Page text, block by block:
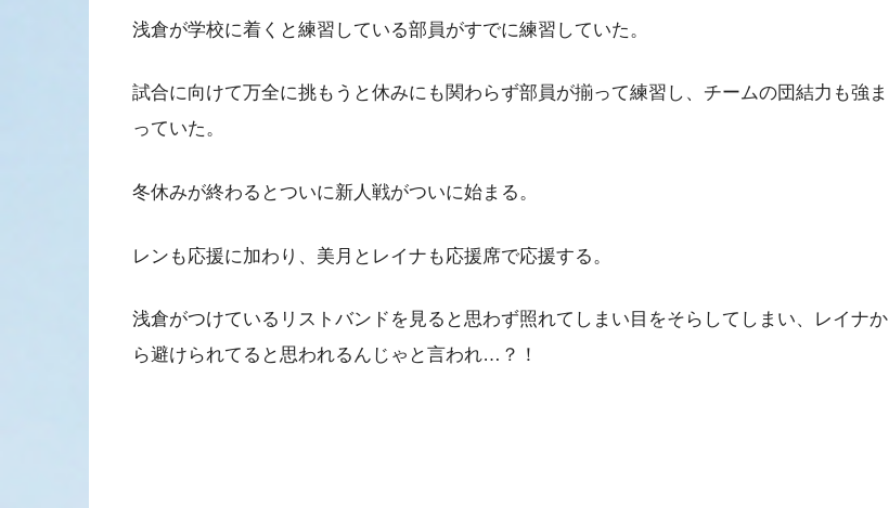
浅倉が学校に着くと練習している部員がすでに練習していた。
試合に向けて万全に挑もうと休みにも関わらず部員が揃って練習し、チームの団結力も強ま
っていた。
冬休みが終わるとついに新人戦がついに始まる。
レンも応援に加わり、美月とレイナも応援席で応援する。
浅倉がつけているリストバンドを見ると思わず照れてしまい目をそらしてしまい、レイナか
ら避けられてると思われるんじゃと言われ…？！